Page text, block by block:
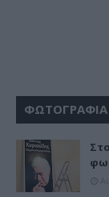
ΦΩΤΟΓΡΑΦΙΑ